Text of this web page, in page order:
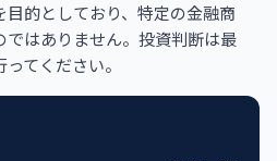
的としており、特定の金融商
ではありません。投資判断は最
てください。